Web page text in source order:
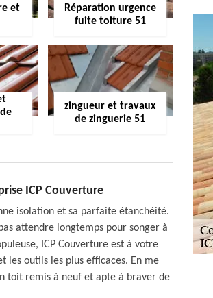
et
Réparation urgence
fuite toiture 51
zingueur et travaux
de zinguerie 51
ICP Couverture
isolation et sa parfaite étanchéité.
attendre longtemps pour songer à
ICP Couverture est à votre
outils les plus efficaces. En me
toit remis à neuf et apte à braver de